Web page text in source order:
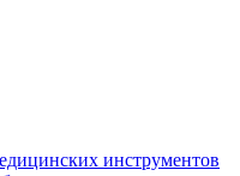
инструментов